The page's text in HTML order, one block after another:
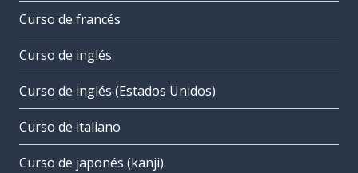
Curso de francés
Curso de inglés
Curso de inglés (Estados Unidos)
Curso de italiano
Curso de japonés (kanji)